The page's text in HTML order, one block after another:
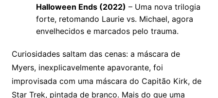
Halloween Ends (2022) – Uma nova trilogia
forte, retomando Laurie vs. Michael, agora
envelhecidos e marcados pelo trauma.
Curiosidades saltam das cenas: a máscara de
Myers, inexplicavelmente apavorante, foi
improvisada com uma máscara do Capitão Kirk, de
Star Trek, pintada de branco. Mais do que uma